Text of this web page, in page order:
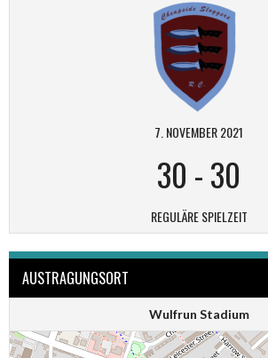
7. NOVEMBER 2021
30 -30
REGULÄRE SPIELZEIT
AUSTRAGUNGSORT
Wulfrun Stadium